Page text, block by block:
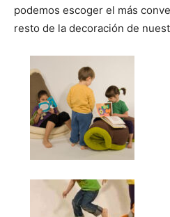
podemos escoger el más
resto de la decoración de